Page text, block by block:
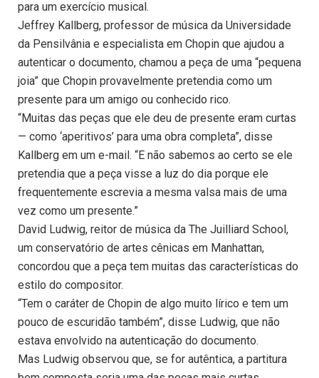
para um exercício musical.
Jeffrey Kallberg, professor de música da Universidade
da Pensilvânia e especialista em Chopin que ajudou a
autenticar o documento, chamou a peça de uma “pequena
joia” que Chopin provavelmente pretendia como um
presente para um amigo ou conhecido rico.
“Muitas das peças que ele deu de presente eram curtas
— como ‘aperitivos’ para uma obra completa”, disse
Kallberg em um e-mail. “E não sabemos ao certo se ele
pretendia que a peça visse a luz do dia porque ele
frequentemente escrevia a mesma valsa mais de uma
vez como um presente.”
David Ludwig, reitor de música da The Juilliard School,
um conservatório de artes cênicas em Manhattan,
concordou que a peça tem muitas das características do
estilo do compositor.
“Tem o caráter de Chopin de algo muito lírico e tem um
pouco de escuridão também”, disse Ludwig, que não
estava envolvido na autenticação do documento.
Mas Ludwig observou que, se for autêntica, a partitura